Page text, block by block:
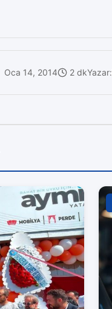
Oca 14, 2014 2 dkYazar: